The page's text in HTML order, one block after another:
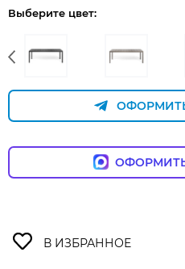
Выберите цвет:
ОФОРМИТЬ